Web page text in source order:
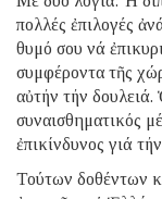
πολλές ἐπιλογές
θυμό σου νά
συμφέροντα τῆς
αὐτήν τήν δουλειά.
συναισθηματικός
ἐπικίνδυνος γιά
Τούτων δοθέντων